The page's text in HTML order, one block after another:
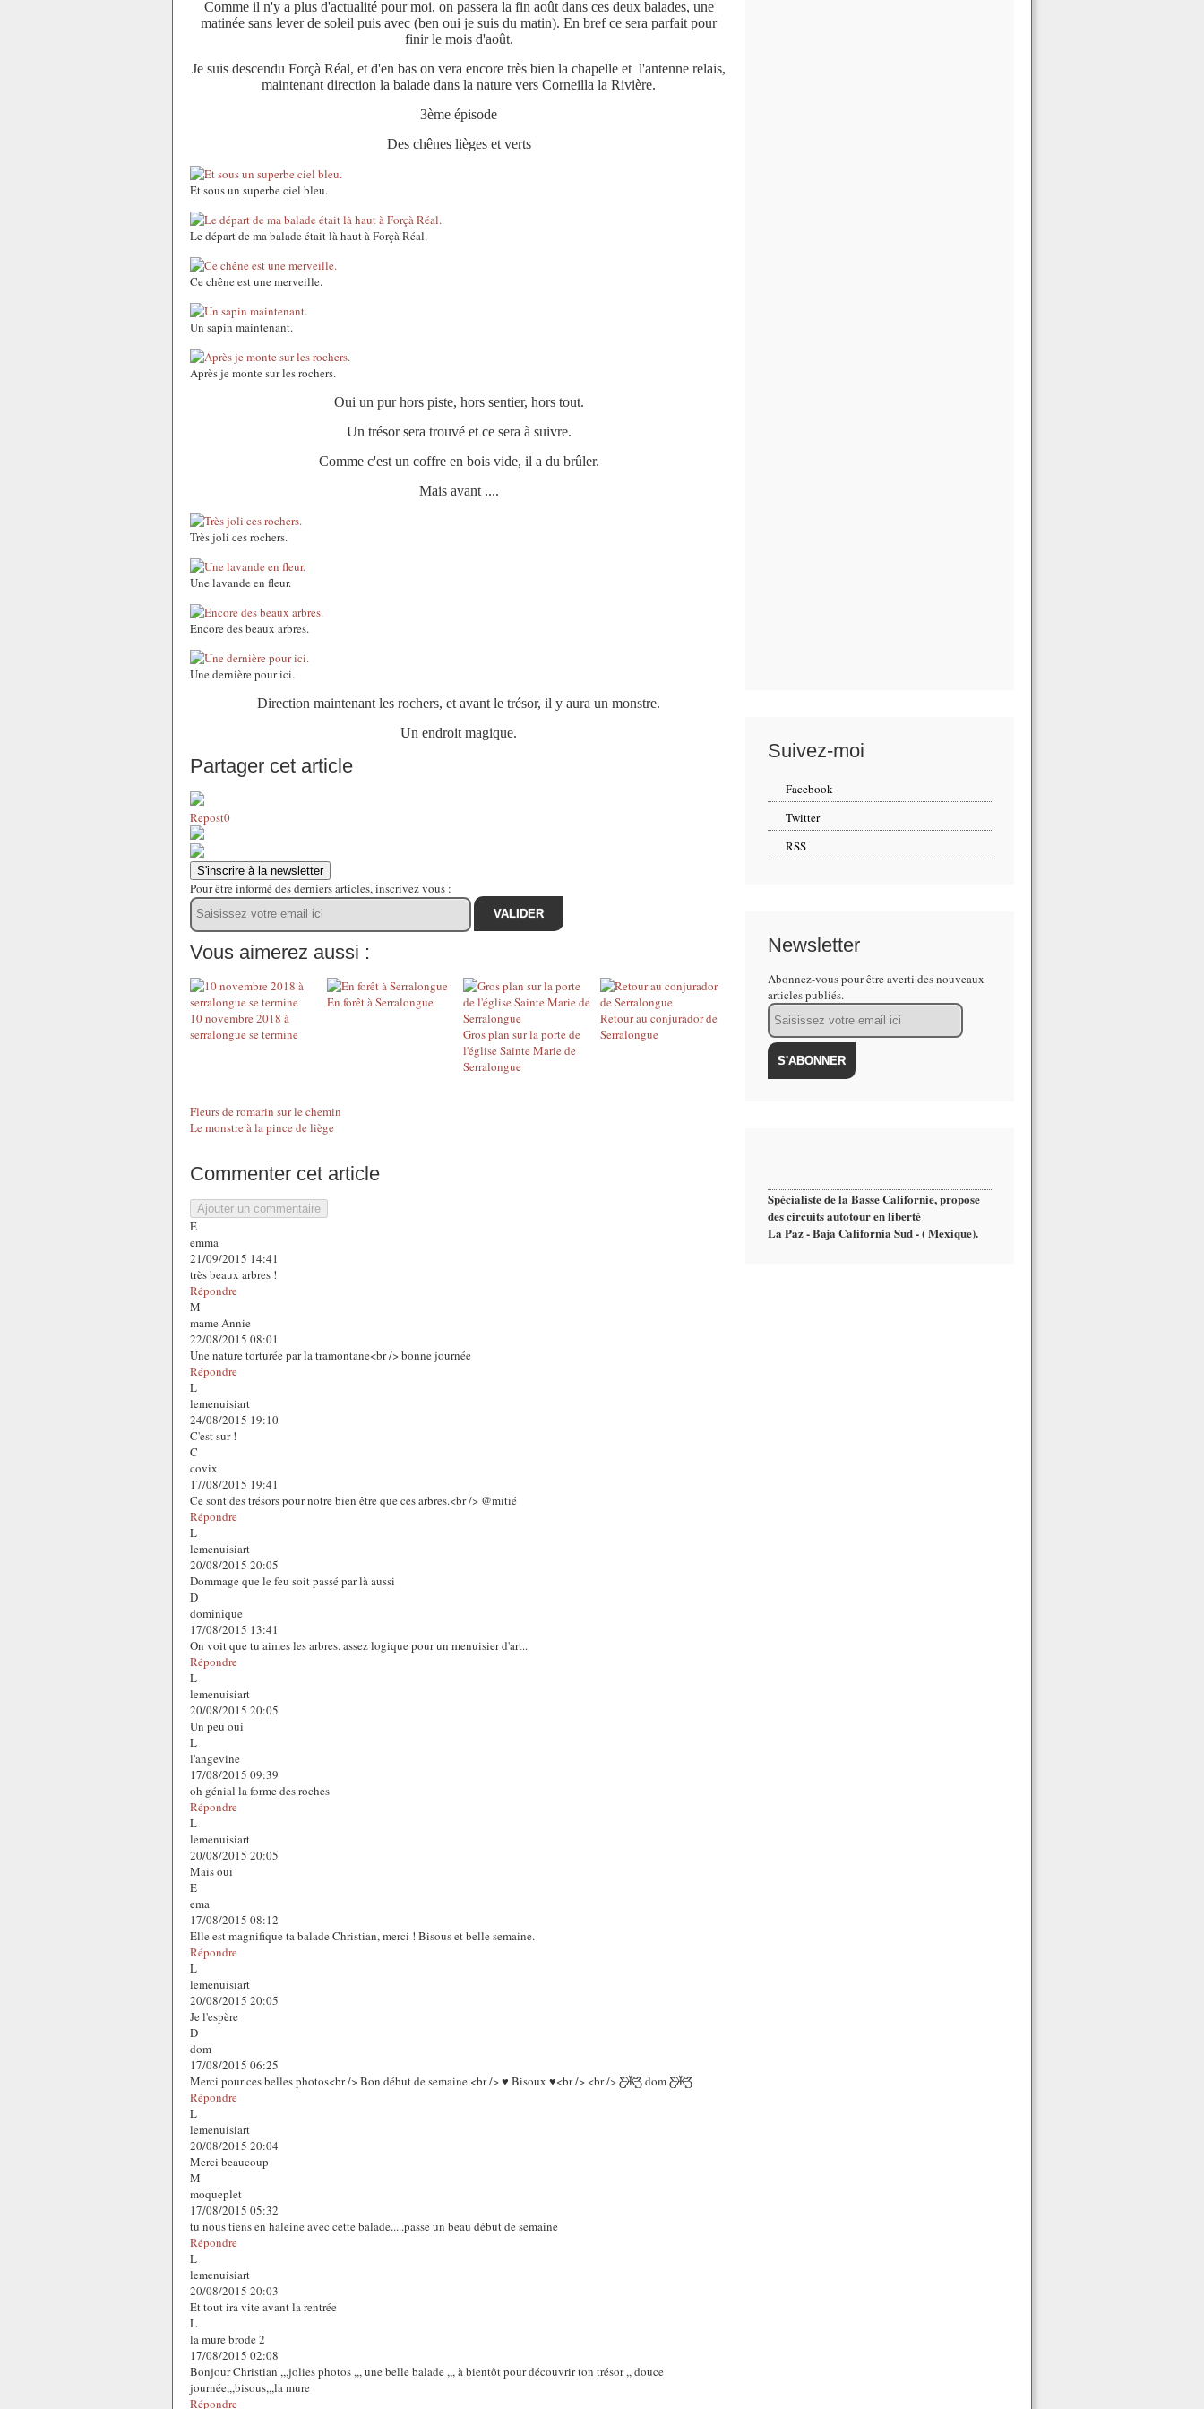
Comme il n'y a plus d'actualité pour moi, on passera la fin août dans ces deux balades, une
matinée sans lever de soleil puis avec (ben oui je suis du matin). En bref ce sera parfait pour
finir le mois d'août.
Je suis descendu Forçà Réal, et d'en bas on vera encore très bien la chapelle et l'antenne relais,
maintenant direction la balade dans la nature vers Corneilla la Rivière.
3ème épisode
Des chênes lièges et verts
Et sous un superbe ciel bleu.
Le départ de ma balade était là haut à Forçà Réal.
Ce chêne est une merveille.
Un sapin maintenant.
Après je monte sur les rochers.
Oui un pur hors piste, hors sentier, hors tout.
Un trésor sera trouvé et ce sera à suivre.
Comme c'est un coffre en bois vide, il a du brûler.
Mais avant ....
Très joli ces rochers.
Une lavande en fleur.
Encore des beaux arbres.
Une dernière pour ici.
Direction maintenant les rochers, et avant le trésor, il y aura un monstre.
Un endroit magique.
Partager cet article
Repost0
S'inscrire à la newsletter
Pour être informé des derniers articles, inscrivez vous :
Vous aimerez aussi :
10 novembre 2018 à
serralongue se termine
En forêt à Serralongue
Gros plan sur la porte de
l'église Sainte Marie de
Serralongue
Retour au conjurador de
Serralongue
Fleurs de romarin sur le chemin
Le monstre à la pince de liège
Commenter cet article
Ajouter un commentaire
E
emma
21/09/2015 14:41
très beaux arbres !
Répondre
M
mame Annie
22/08/2015 08:01
Une nature torturée par la tramontane<br /> bonne journée
Répondre
L
lemenuisiart
24/08/2015 19:10
C'est sur !
C
covix
17/08/2015 19:41
Ce sont des trésors pour notre bien être que ces arbres.<br /> @mitié
Répondre
L
lemenuisiart
20/08/2015 20:05
Dommage que le feu soit passé par là aussi
D
dominique
17/08/2015 13:41
On voit que tu aimes les arbres. assez logique pour un menuisier d'art..
Répondre
L
lemenuisiart
20/08/2015 20:05
Un peu oui
L
l'angevine
17/08/2015 09:39
oh génial la forme des roches
Répondre
L
lemenuisiart
20/08/2015 20:05
Mais oui
E
ema
17/08/2015 08:12
Elle est magnifique ta balade Christian, merci ! Bisous et belle semaine.
Répondre
L
lemenuisiart
20/08/2015 20:05
Je l'espère
D
dom
17/08/2015 06:25
Merci pour ces belles photos<br /> Bon début de semaine.<br /> ♥ Bisoux ♥<br /> <br /> Ƹ̵̡Ӝ̵̨̄Ʒ dom Ƹ̵̡Ӝ̵̨̄Ʒ
Répondre
L
lemenuisiart
20/08/2015 20:04
Merci beaucoup
M
moqueplet
17/08/2015 05:32
tu nous tiens en haleine avec cette balade.....passe un beau début de semaine
Répondre
L
lemenuisiart
20/08/2015 20:03
Et tout ira vite avant la rentrée
L
la mure brode 2
17/08/2015 02:08
Bonjour Christian ,,,jolies photos ,,, une belle balade ,,, à bientôt pour découvrir ton trésor ,, douce
journée,,,bisous,,,la mure
Répondre
Suivez-moi
Facebook
Twitter
RSS
Newsletter
Abonnez-vous pour être averti des nouveaux
articles publiés.
Email
Spécialiste de la Basse Californie, propose
des circuits autotour en liberté
La Paz - Baja California Sud - ( Mexique).